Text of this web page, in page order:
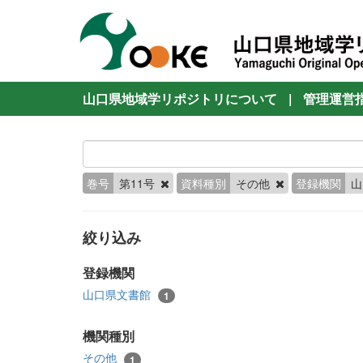
山口県地域学リポジトリについて | 管理運営
巻号 第11号 資料種別 その他 登録機関
絞り込み
登録機関
山口県文書館 1
機関種別
その他 1